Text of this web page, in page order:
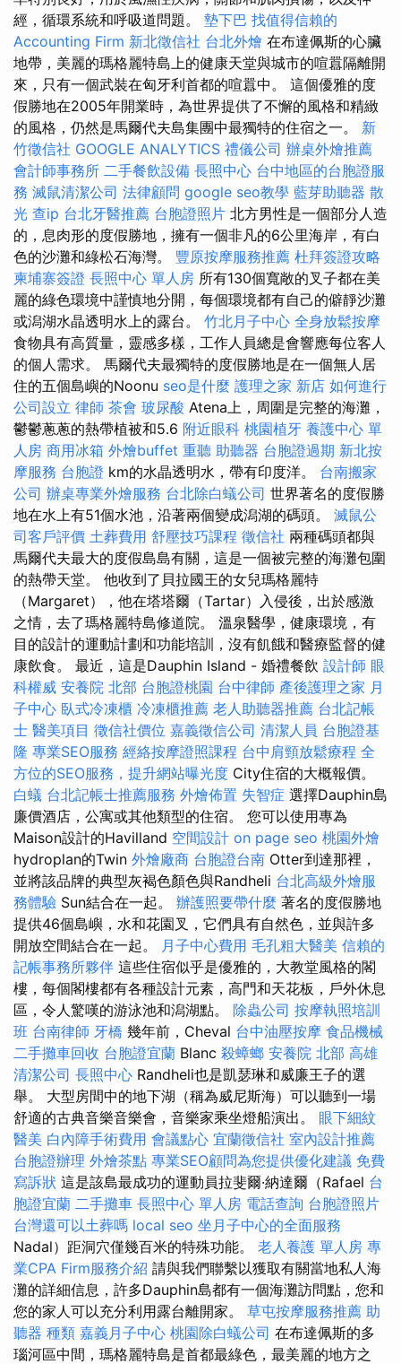
經，循環系統和呼吸道問題。 墊下巴 找值得信賴的
Accounting Firm 新北徵信社 台北外燴 在布達佩斯的心臟
地帶，美麗的瑪格麗特島上的健康天堂與城市的喧囂隔離開
來，只有一個武裝在匈牙利首都的喧囂中。 這個優雅的度
假勝地在2005年開業時，為世界提供了不懈的風格和精緻
的風格，仍然是馬爾代夫島集團中最獨特的住宿之一。 新
竹徵信社 GOOGLE ANALYTICS 禮儀公司 辦桌外燴推薦
會計師事務所 二手餐飲設備 長照中心 台中地區的台胞證服
務 滅鼠清潔公司 法律顧問 google seo教學 藍芽助聽器 散
光 查ip 台北牙醫推薦 台胞證照片 北方男性是一個部分人造
的，息肉形的度假勝地，擁有一個非凡的6公里海岸，有白
色的沙灘和綠松石海灣。 豐原按摩服務推薦 杜拜簽證攻略
柬埔寨簽證 長照中心 單人房 所有130個寬敞的叉子都在美
麗的綠色環境中謹慎地分開，每個環境都有自己的僻靜沙灘
或潟湖水晶透明水上的露台。 竹北月子中心 全身放鬆按摩
食物具有高質量，靈感多樣，工作人員總是會響應每位客人
的個人需求。 馬爾代夫最獨特的度假勝地是在一個無人居
住的五個島嶼的Noonu seo是什麼 護理之家 新店 如何進行
公司設立 律師 茶會 玻尿酸 Atena上，周圍是完整的海灘，
鬱鬱蔥蔥的熱帶植被和5.6 附近眼科 桃園植牙 養護中心 單
人房 商用冰箱 外燴buffet 重聽 助聽器 台胞證過期 新北按
摩服務 台胞證 km的水晶透明水，帶有印度洋。 台南搬家
公司 辦桌專業外燴服務 台北除白蟻公司 世界著名的度假勝
地在水上有51個水池，沿著兩個變成潟湖的碼頭。 滅鼠公
司客戶評價 土葬費用 舒壓技巧課程 徵信社 兩種碼頭都與
馬爾代夫最大的度假島島有關，這是一個被完整的海灘包圍
的熱帶天堂。 他收到了貝拉國王的女兒瑪格麗特
（Margaret），他在塔塔爾（Tartar）入侵後，出於感激
之情，去了瑪格麗特島修道院。 溫泉醫學，健康環境，有
目的設計的運動計劃和功能培訓，沒有飢餓和醫療監督的健
康飲食。 最近，這是Dauphin Island - 婚禮餐飲 設計師 眼
科權威 安養院 北部 台胞證桃園 台中律師 產後護理之家 月
子中心 臥式冷凍櫃 冷凍櫃推薦 老人助聽器推薦 台北記帳
士 醫美項目 徵信社價位 嘉義徵信公司 清潔人員 台胞證基
隆 專業SEO服務 經絡按摩證照課程 台中肩頸放鬆療程 全
方位的SEO服務，提升網站曝光度 City住宿的大概報價。
白蟻 台北記帳士推薦服務 外燴佈置 失智症 選擇Dauphin島
廉價酒店，公寓或其他類型的住宿。 您可以使用專為
Maison設計的Havilland 空間設計 on page seo 桃園外燴
hydroplan的Twin 外燴廠商 台胞證台南 Otter到達那裡，
並將該品牌的典型灰褐色顏色與Randheli 台北高級外燴服
務體驗 Sun結合在一起。 辦護照要帶什麼 著名的度假勝地
提供46個島嶼，水和花園叉，它們具有自然色，並與許多
開放空間結合在一起。
月子中心費用 毛孔粗大醫美 信賴的
記帳事務所夥伴 這些住宿似乎是優雅的，大教堂風格的閣
樓，每個閣樓都有各種設計元素，高門和天花板，戶外休息
區，令人驚嘆的游泳池和潟湖點。 除蟲公司 按摩執照培訓
班 台南律師 牙橋 幾年前，Cheval 台中油壓按摩 食品機械
二手攤車回收 台胞證宜蘭 Blanc 殺蟑螂 安養院 北部 高雄
清潔公司 長照中心 Randheli也是凱瑟琳和威廉王子的選
舉。 大型房間中的地下湖（稱為威尼斯海）可以聽到一場
舒適的古典音樂音樂會，音樂家乘坐燈船演出。 眼下細紋
醫美 白內障手術費用 會議點心 宜蘭徵信社 室內設計推薦
台胞證辦理 外燴茶點 專業SEO顧問為您提供優化建議 免費
寫訴狀 這是該島最成功的運動員拉斐爾·納達爾（Rafael 台
胞證宜蘭 二手攤車 長照中心 單人房 電話查詢 台胞證照片
台灣還可以土葬嗎 local seo 坐月子中心的全面服務
Nadal）距洞穴僅幾百米的特殊功能。 老人養護 單人房 專
業CPA Firm服務介紹 請與我們聯繫以獲取有關當地私人海
灘的詳細信息，許多Dauphin島都有一個海灘訪問點，您和
您的家人可以充分利用露台離開家。 草屯按摩服務推薦 助
聽器 種類 嘉義月子中心 桃園除白蟻公司 在布達佩斯的多
瑙河區中間，瑪格麗特島是首都最綠色，最美麗的地方之